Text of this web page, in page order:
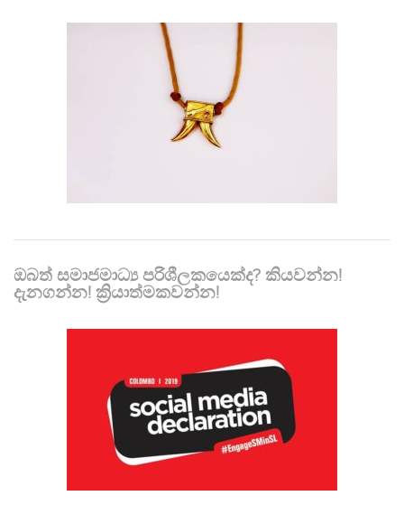
ඔබත් සමාජමාධ්‍ය පරිශීලකයෙක්ද? කියවන්න!
දැනගන්න! ක්‍රියාත්මකවන්න!